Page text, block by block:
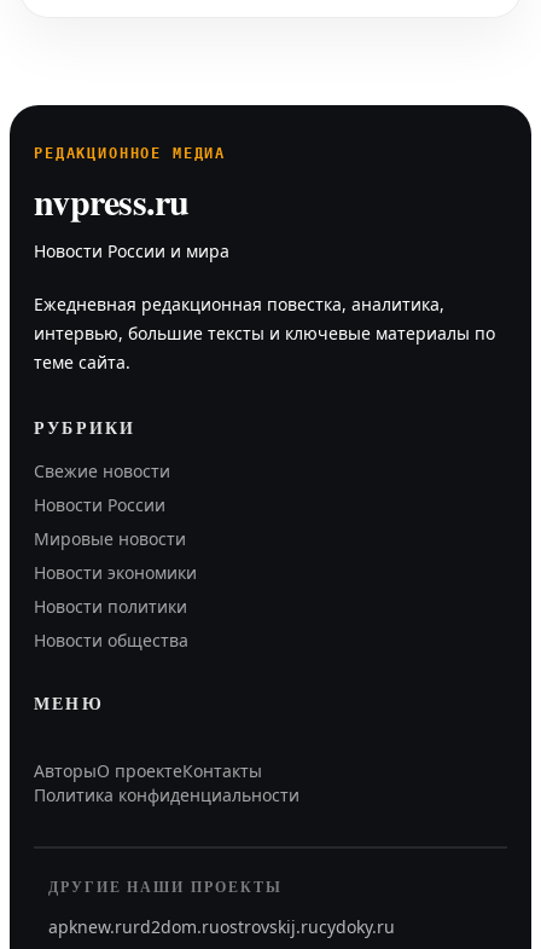
РЕДАКЦИОННОЕ МЕДИА
nvpress.ru
Новости России и мира
Ежедневная редакционная повестка, аналитика,
интервью, большие тексты и ключевые материалы по
теме сайта.
РУБРИКИ
Свежие новости
Новости России
Мировые новости
Новости экономики
Новости политики
Новости общества
МЕНЮ
АвторыО проектеКонтакты
Политика конфиденциальности
ДРУГИЕ НАШИ ПРОЕКТЫ
apknew.rurd2dom.ruostrovskij.rucydoky.ru